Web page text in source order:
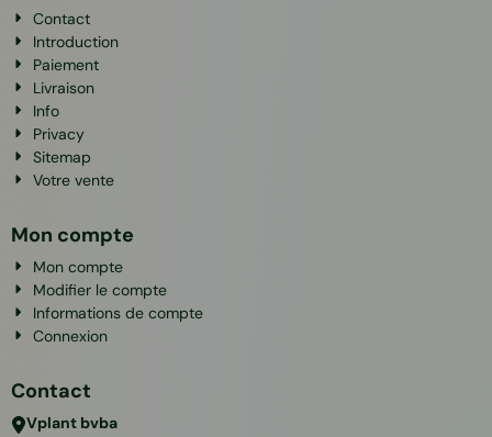
Contact
Introduction
Paiement
Livraison
Info
Privacy
Sitemap
Votre vente
Mon compte
Mon compte
Modifier le compte
Informations de compte
Connexion
Contact
Vplant bvba